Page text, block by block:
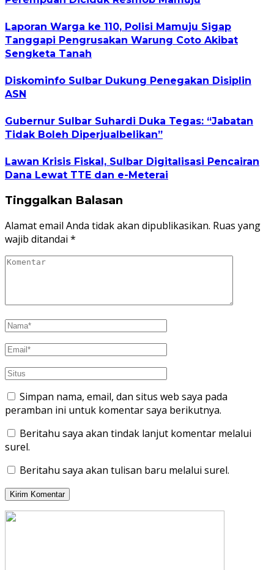
Laporan Warga ke 110, Polisi Mamuju Sigap
Tanggapi Pengrusakan Warung Coto Akibat
Sengketa Tanah
Diskominfo Sulbar Dukung Penegakan Disiplin
ASN
Gubernur Sulbar Suhardi Duka Tegas: “Jabatan
Tidak Boleh Diperjualbelikan”
Lawan Krisis Fiskal, Sulbar Digitalisasi Pencairan
Dana Lewat TTE dan e-Meterai
Tinggalkan Balasan
Alamat email Anda tidak akan dipublikasikan. Ruas yang
wajib ditandai *
Simpan nama, email, dan situs web saya pada
peramban ini untuk komentar saya berikutnya.
Beritahu saya akan tindak lanjut komentar melalui
surel.
Beritahu saya akan tulisan baru melalui surel.